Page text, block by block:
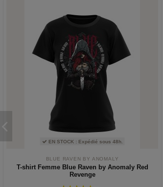
EN STOCK : Expédié sous 48h.
BLUE RAVEN BY ANOMALY
T-shirt Femme Blue Raven by Anomaly Red
Revenge